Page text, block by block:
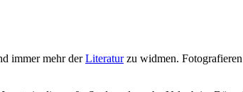
immer mehr derLiteraturzu widmen.